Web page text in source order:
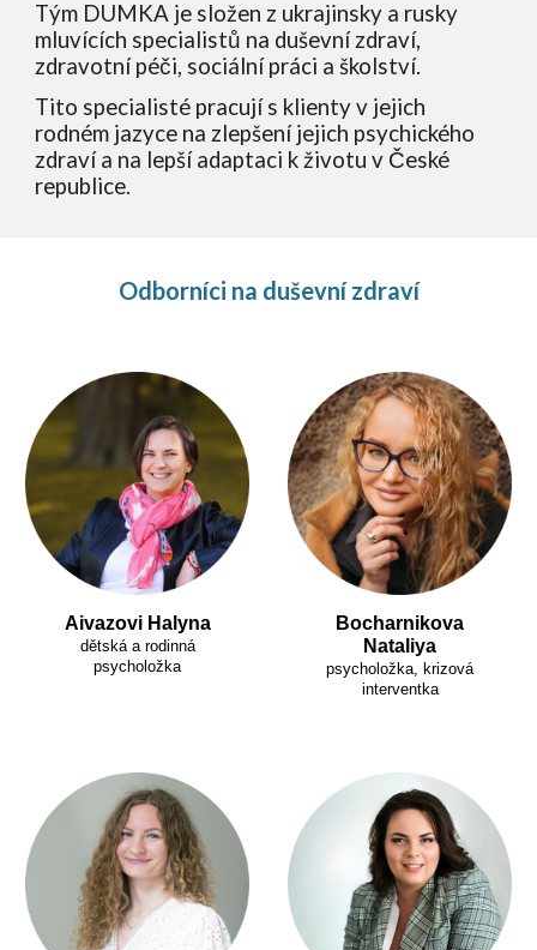
Tým DUMKA je složen z ukrajinsky a rusky
mluvících specialistů na duševní zdraví,
zdravotní péči, sociální práci a školství.
Tito specialisté pracují s klienty v jejich
rodném jazyce na zlepšení jejich psychického
zdraví a na lepší adaptaci k životu v České
republice.
Odborníci na duševní zdraví
Aivazovi Halyna
dětská a rodinná
psycholožka
Bocharnikova
Nataliya
psycholožka, krizová
interventka